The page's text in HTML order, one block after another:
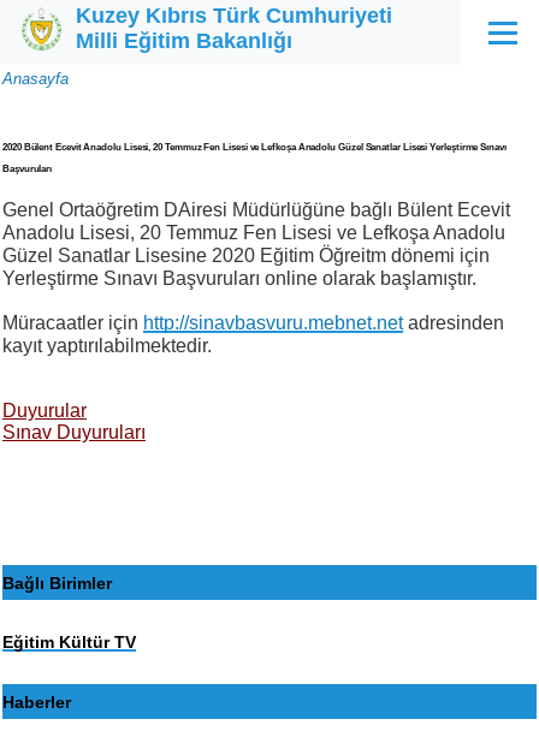
Ana içeriğe atla
Kuzey Kıbrıs Türk Cumhuriyeti
Milli Eğitim Bakanlığı
Menü
Sayfa
Anasayfa
2020 Bülent Ecevit Anadolu Lisesi, 20 Temmuz Fen Lisesi ve Lefkoşa Anadolu Güzel Sanatlar Lisesi Yerleştirme Sınavı
Başvuruları
Genel Ortaöğretim DAiresi Müdürlüğüne bağlı Bülent Ecevit
Anadolu Lisesi, 20 Temmuz Fen Lisesi ve Lefkoşa Anadolu
Güzel Sanatlar Lisesine 2020 Eğitim Öğreitm dönemi için
Yerleştirme Sınavı Başvuruları online olarak başlamıştır.
Müracaatler için http://sinavbasvuru.mebnet.netadresinden
kayıt yaptırılabilmektedir.
Duyurular
Sınav Duyuruları
Bağlı Birimler
Eğitim Kültür TV
Haberler